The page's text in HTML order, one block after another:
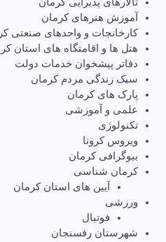
تالارهای پذیرایی کرمان
آموزش هنرهای کرمان
کارخانجات و واحدهای صنعتی
هتل ها و اقامتگاه های استان
دفاتر پیشخوان خدمات دولت
سبک زندگی مردم کرمان
پارک های کرمان
علمی و آموزشی
تکنولوژی
ویروس کرونا
بیوگرافی کرمان
کرمان شناسی
آیین های استان کرمان
ورزشی
فوتبال
شهرستان رفسنجان